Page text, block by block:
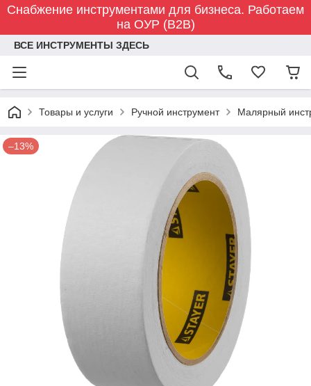
Снабжение инструментами для бизнеса. Работаем
на ОУР (B2B)
ВСЕ ИНСТРУМЕНТЫ ЗДЕСЬ
Товары и услуги Ручной инструмент Малярный
–13%